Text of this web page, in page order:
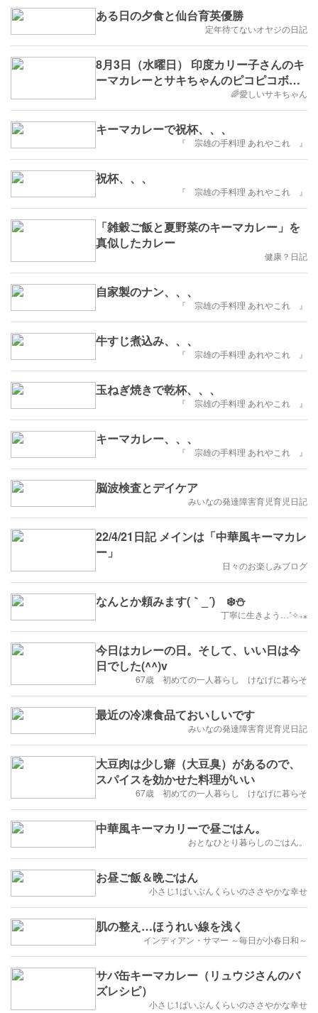
ある日の夕食と仙台育英優勝
定年待てないオヤジの日記
8月3日（水曜日） 印度カリー子さんのキ
ーマカレーとサキちゃんのピコピコボー
🌈愛しいサキちゃん
キーマカレーで祝杯、、、
『 宗雄の手料理 あれやこれ 』
祝杯、、、
『 宗雄の手料理 あれやこれ 』
「雑穀ご飯と夏野菜のキーマカレー」を
真似したカレー
健康？日記
自家製のナン、、、
『 宗雄の手料理 あれやこれ 』
牛すじ煮込み、、、
『 宗雄の手料理 あれやこれ 』
玉ねぎ焼きで乾杯、、、
『 宗雄の手料理 あれやこれ 』
キーマカレー、、、
『 宗雄の手料理 あれやこれ 』
脳波検査とデイケア
みいなの発達障害育児育児日記
22/4/21日記 メインは「中華風キーマカレ
ー」
日々のお楽しみブログ
なんとか頼みます(｀_´)ゞ❄️⛄️
丁寧に生きよう…˚✧₊⁎
今日はカレーの日。そして、いい日は今
日でした(^^)v
67歳 初めての一人暮らし けなげに暮らそ
最近の冷凍食品ておいしいです
みいなの発達障害育児育児日記
大豆肉は少し癖（大豆臭）があるので、
スパイスを効かせた料理がいい
67歳 初めての一人暮らし けなげに暮らそ
中華風キーマカリーで昼ごはん。
おとなひとり暮らしのごはん。
お昼ご飯＆晩ごはん
小さじ1ぱいぶんくらいのささやかな幸せ
肌の整え…ほうれい線を浅く
インディアン・サマー ～毎日が小春日和～
サバ缶キーマカレー（リュウジさんのバ
ズレシピ）
小さじ1ぱいぶんくらいのささやかな幸せ